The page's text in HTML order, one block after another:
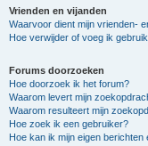
Vrienden en vijanden
Waarvoor dient mijn vrienden-
Hoe verwijder of voeg ik
Forums doorzoeken
Hoe doorzoek ik het forum?
Waarom levert mijn
Waarom resulteert mijn
Hoe zoek ik een gebruiker?
Hoe kan ik mijn eigen